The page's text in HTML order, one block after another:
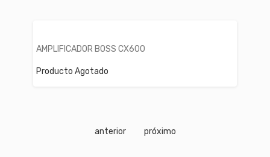
AMPLIFICADOR BOSS CX600
Producto Agotado
anterior próximo